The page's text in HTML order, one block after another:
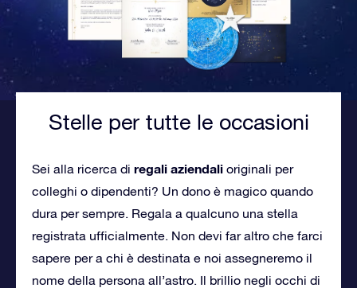
Stelle per tutte le occasioni
Sei alla ricerca di regali aziendali originali per
colleghi o dipendenti? Un dono è magico quando
dura per sempre. Regala a qualcuno una stella
registrata ufficialmente. Non devi far altro che farci
sapere per a chi è destinata e noi assegneremo il
nome della persona all’astro. Il brillio negli occhi di